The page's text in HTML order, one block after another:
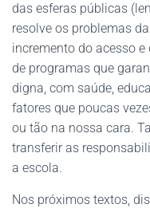
das esferas públicas
resolve os problemas
incremento do acesso
de programas que
digna, com saúde,
fatores que poucas
ou tão na nossa cara.
transferir as
a escola.
Nos próximos textos,